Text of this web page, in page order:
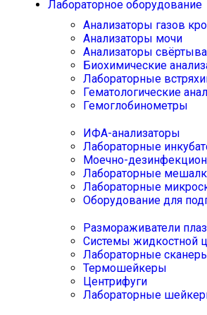
Лабораторное оборудование
Анализаторы газов
Анализаторы мочи
Анализаторы
Биохимические
Лабораторные
Гематологические
Гемоглобинометры
ИФА-анализаторы
Лабораторные
Моечно-
Лабораторные
Лабораторные
Оборудование для
Размораживатели
Системы жидкостной
Лабораторные
Термошейкеры
Центрифуги
Лабораторные